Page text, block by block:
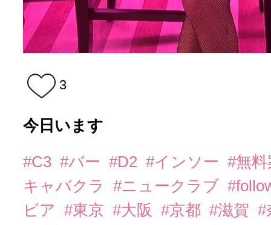
3
今日います
#C3 #バー #D2 #インソー #無
キャバクラ
#ニュークラブ
ビア
#東京 #大阪 #京都 #滋賀 #